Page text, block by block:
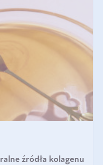
źródła kolagenu